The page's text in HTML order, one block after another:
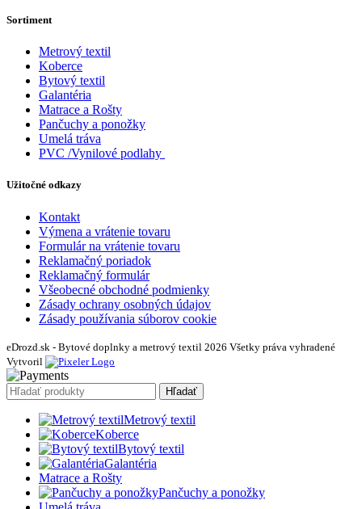
Sortiment
Metrový textil
Koberce
Bytový textil
Galantéria
Matrace a Rošty
Pančuchy a ponožky
Umelá tráva
PVC /Vynilové podlahy
Užitočné odkazy
Kontakt
Výmena a vrátenie tovaru
Formulár na vrátenie tovaru
Reklamačný poriadok
Reklamačný formulár
Všeobecné obchodné podmienky
Zásady ochrany osobných údajov
Zásady používania súborov cookie
eDrozd.sk - Bytové doplnky a metrový textil 2026 Všetky práva vyhradené
Vytvoril
Hľadať
Metrový textil
Koberce
Bytový textil
Galantéria
Matrace a Rošty
Pančuchy a ponožky